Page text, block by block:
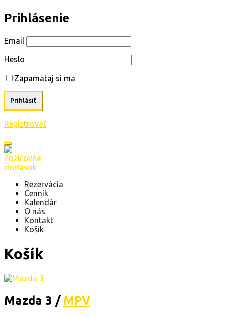
Prihlásenie
Email
Heslo
Zapamätaj si ma
Registrovať
Rezervácia
Cenník
Kalendár
O nás
Kontakt
Košík
Košík
Mazda 3 / MPV